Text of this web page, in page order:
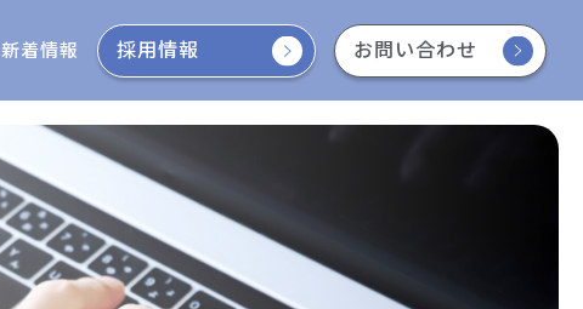
新着情報 採用情報 お問い合わせ